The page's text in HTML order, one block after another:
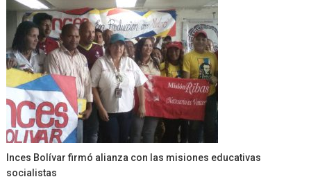
Inces Bolívar firmó alianza con las misiones educativas
socialistas